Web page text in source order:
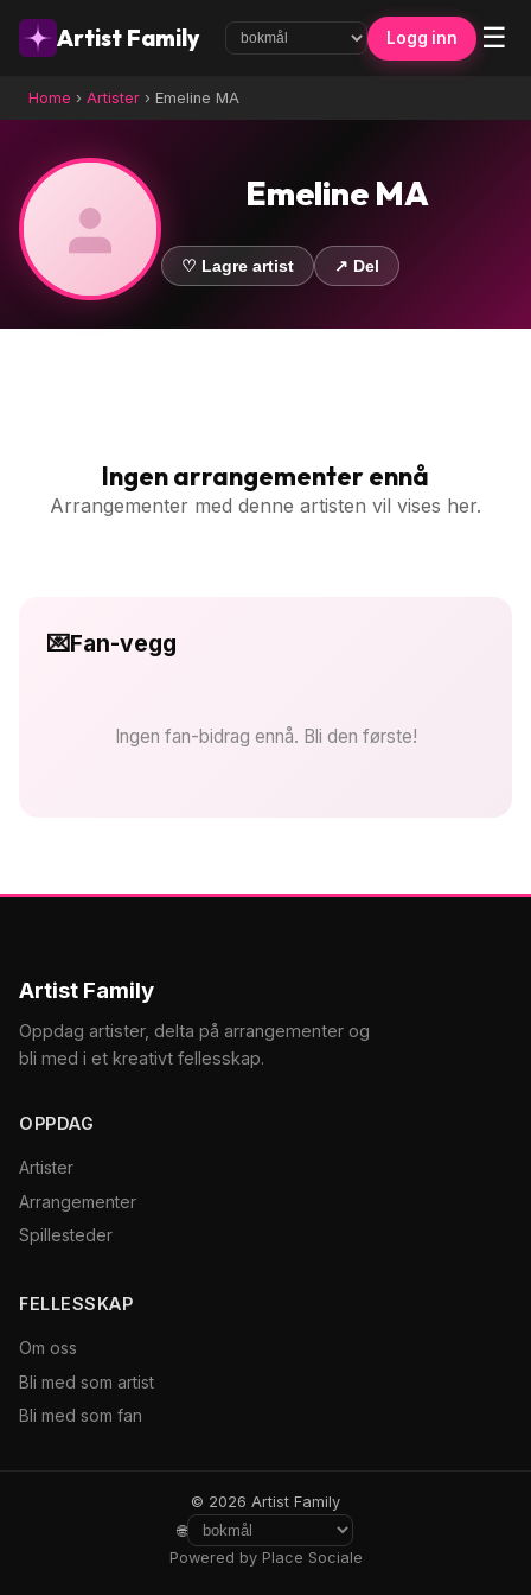
Artist Family Logg inn ☰
Home › Artister › Emeline MA
Emeline MA
♡ Lagre artist ↗ Del
Ingen arrangementer ennå
Arrangementer med denne artisten vil vises her.
💌Fan-vegg
Ingen fan-bidrag ennå. Bli den første!
Artist Family
Oppdag artister, delta på arrangementer og
bli med i et kreativt fellesskap.
OPPDAG
Artister
Arrangementer
Spillesteder
FELLESSKAP
Om oss
Bli med som artist
Bli med som fan
© 2026 Artist Family
🌐
Powered by Place Sociale